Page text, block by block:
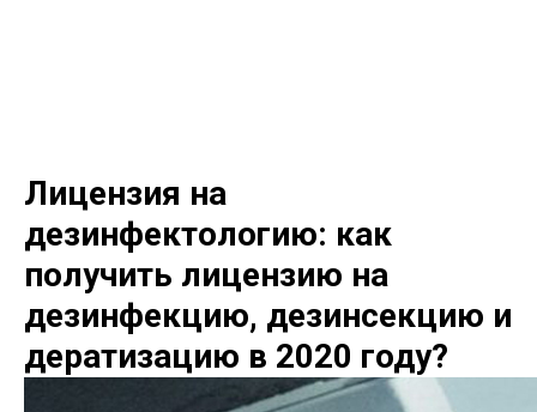
Лицензия на
дезинфектологию: как
получить лицензию на
дезинфекцию, дезинсекцию и
дератизацию в 2020 году?